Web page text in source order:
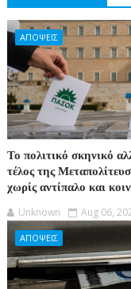
ΑΠΟΨΕΙΣ
Το πολιτικό σκηνικό
τέλος της
χωρίς αντίπαλο και
Unknown Aug 06,
ΑΠΟΨΕΙΣ